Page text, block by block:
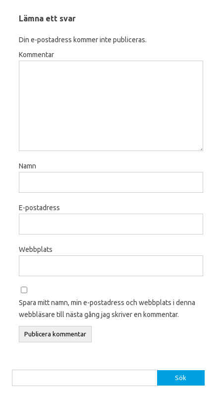
Lämna ett svar
Din e-postadress kommer inte publiceras.
Kommentar
Namn
E-postadress
Webbplats
Spara mitt namn, min e-postadress och webbplats i denna
webbläsare till nästa gång jag skriver en kommentar.